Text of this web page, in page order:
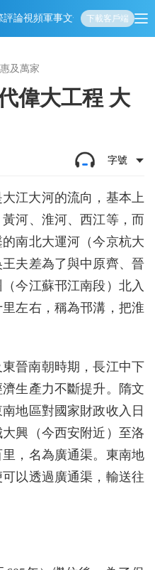
評論視頻軍事文化 娛樂生活教育體
下載客戶端
及萬家
偉大工程 大
字號
江大河的流向，基本上
河、淮河、西江等，而
南北大運河（今京杭大
夫差為了與中原齊、晉
今江蘇邗江南段）北入
左右，稱為邗溝，把淮
晉南朝時期，長江中下
生產力不斷提升。隋文
地區對國家財政收入日
興（今西安附近）至洛
，名為廣通渠。東南地
以透過廣通渠，輸送往